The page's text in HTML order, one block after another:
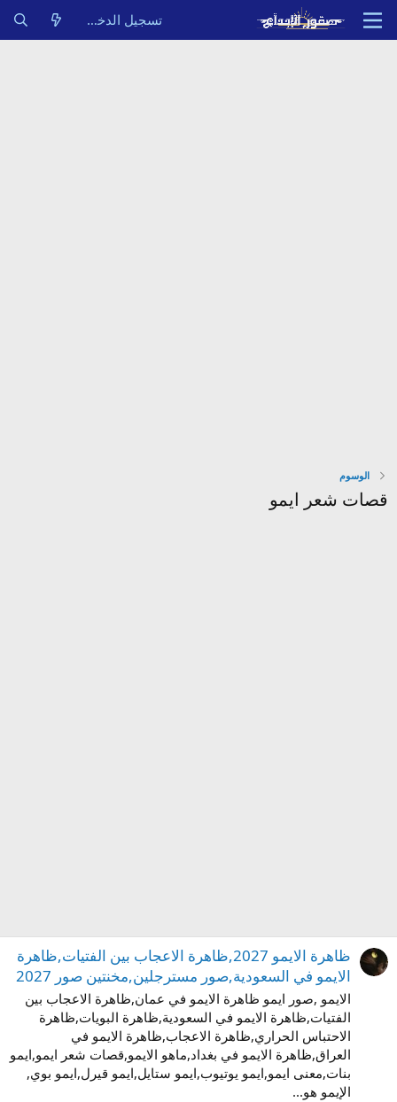
تسجيل الدخول
الوسوم
قصات شعر ايمو
ظاهرة الايمو 2027,ظاهرة الاعجاب بين الفتيات,ظاهرة
الايمو في السعودية,صور مسترجلين,مخنتين صور 2027
الايمو ,صور ايمو ظاهرة الايمو في عمان,ظاهرة الاعجاب بين
الفتيات,ظاهرة الايمو في السعودية,ظاهرة البويات,ظاهرة
الاحتباس الحراري,ظاهرة الاعجاب,ظاهرة الايمو في
العراق,ظاهرة الايمو في بغداد,ماهو الايمو,قصات شعر ايمو,ايمو
بنات,معنى ايمو,ايمو يوتيوب,ايمو ستايل,ايمو قيرل,ايمو بوي,
الإيمو هو...